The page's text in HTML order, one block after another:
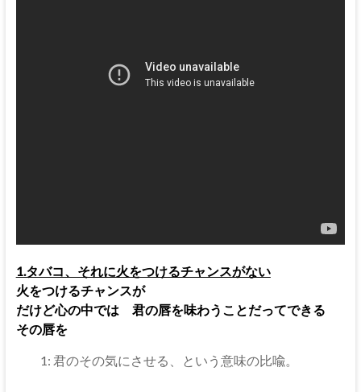
1.タバコ、それに火をつけるチャンスがない
火をつけるチャンスが
だけど心の中では 君の唇を味わうことだってできる
その唇を
1: 君のその気にさせる、という意味の比喩。